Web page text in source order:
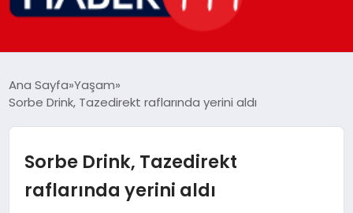
DÜNYA
EKONOMI
Ana Sayfa Yaşam
Sorbe Drink, Tazedirekt raflarında yerini aldı
Sorbe Drink, Tazedirekt
raflarında yerini aldı